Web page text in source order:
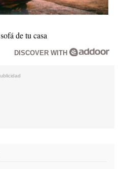
de tu casa
DISCOVER WITH